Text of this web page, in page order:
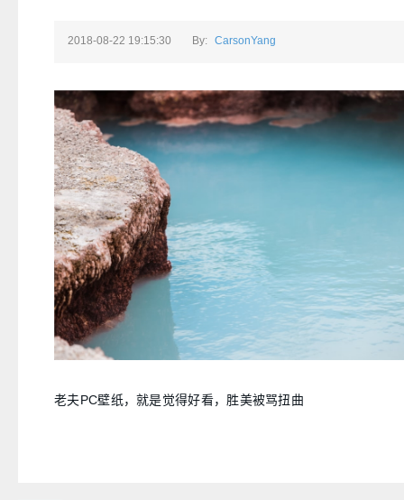
2018-08-22 19:15:30 By: CarsonYang
老夫PC壁纸，就是觉得好看，胜美被骂扭曲